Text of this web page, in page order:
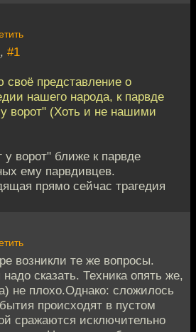
#1
своё представление о
нашего народа, к парвде
ворот" (Хоть и не нашими
ворот" ближе к парвде
ему парвдивцев.
прямо сейчас трагедия
возникли те же вопросы.
сказать. Техника опять же,
не плохо.Однако: сложилось
происходят в пустом
сражаются исключительно